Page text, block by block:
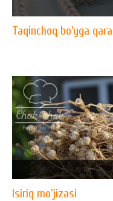
Taqinchoq bo‘yga
Isiriq mo‘jizasi